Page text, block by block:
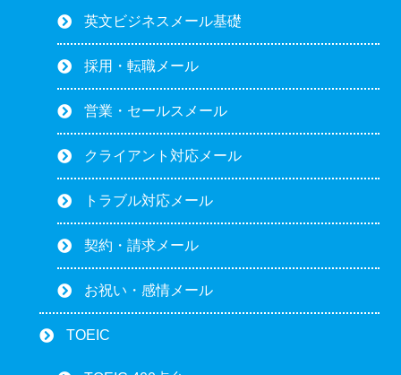
英文ビジネスメール基礎
採用・転職メール
営業・セールスメール
クライアント対応メール
トラブル対応メール
契約・請求メール
お祝い・感情メール
TOEIC